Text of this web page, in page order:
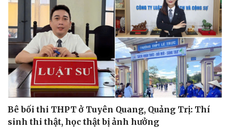
Bê bối thi THPT ở Tuyên Quang, Quảng Trị: Thí
sinh thi thật, học thật bị ảnh hưởng